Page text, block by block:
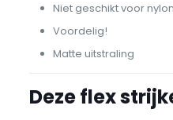
Niet geschikt voor nylon
Voordelig!
Matte uitstraling
Deze flex